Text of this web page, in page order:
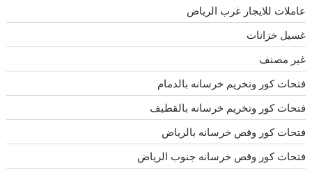
عاملات للايجار غرب الرياض
غسيل خزانات
غير مصنف
فتحات كور وتخريم خرسانه بالدمام
فتحات كور وتخريم خرسانه بالقطيف
فتحات كور وقص خرسانه بالرياض
فتحات كور وقص خرسانه جنوب الرياض